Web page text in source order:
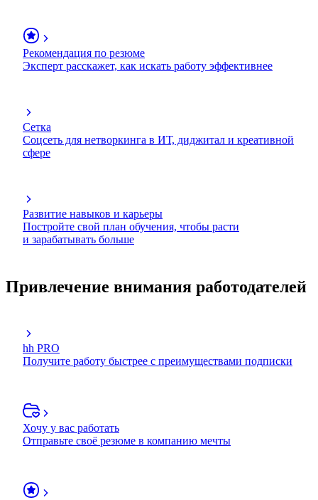
Рекомендация по резюме
Эксперт расскажет, как искать работу эффективнее
Сетка
Соцсеть для нетворкинга в ИТ, диджитал и креативной
сфере
Развитие навыков и карьеры
Постройте свой план обучения, чтобы расти
и зарабатывать больше
Привлечение внимания работодателей
hh PRO
Получите работу быстрее с преимуществами подписки
Хочу у вас работать
Отправьте своё резюме в компанию мечты